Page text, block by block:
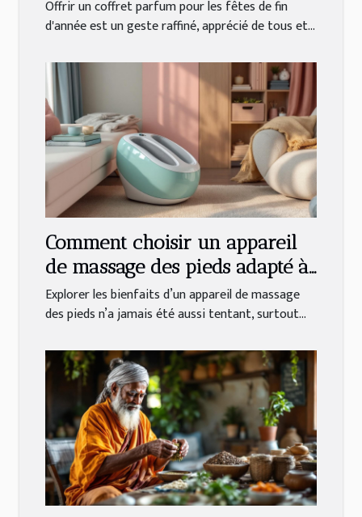
Offrir un coffret parfum pour les fêtes de fin
d'année est un geste raffiné, apprécié de tous et...
Comment choisir un appareil
de massage des pieds adapté à
vos besoins ?
Explorer les bienfaits d’un appareil de massage
des pieds n’a jamais été aussi tentant, surtout...